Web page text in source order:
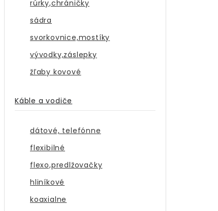
rúrky,chráničky
sádra
svorkovnice,mostíky
vývodky,záslepky
žľaby kovové
Káble a vodiče
dátové, telefónne
flexibilné
flexo,predlžovačky
hliníkové
koaxialne